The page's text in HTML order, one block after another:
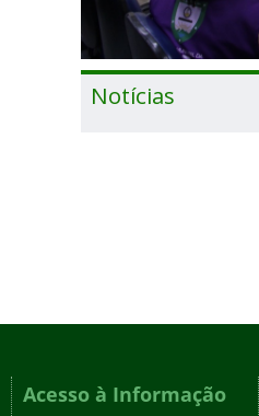
Notícias
Acesso à Informação